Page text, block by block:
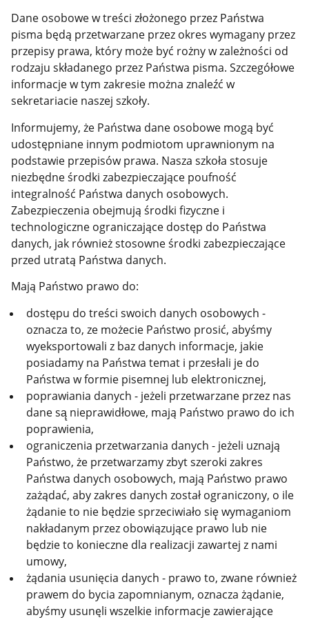
Dane osobowe w treści złożonego przez Państwa
pisma będą przetwarzane przez okres wymagany przez
przepisy prawa, który może być rożny w zależności od
rodzaju składanego przez Państwa pisma. Szczegółowe
informacje w tym zakresie można znaleźć w
sekretariacie naszej szkoły.
Informujemy, że Państwa dane osobowe mogą być
udostępniane innym podmiotom uprawnionym na
podstawie przepisów prawa. Nasza szkoła stosuje
niezbędne środki zabezpieczające poufność
integralność Państwa danych osobowych.
Zabezpieczenia obejmują środki fizyczne i
technologiczne ograniczające dostęp do Państwa
danych, jak również stosowne środki zabezpieczające
przed utratą Państwa danych.
Mają Państwo prawo do:
dostępu do treści swoich danych osobowych -
oznacza to, ze możecie Państwo prosić, abyśmy
wyeksportowali z baz danych informacje, jakie
posiadamy na Państwa temat i przesłali je do
Państwa w formie pisemnej lub elektronicznej,
poprawiania danych - jeżeli przetwarzane przez nas
dane są̨ nieprawidłowe, mają Państwo prawo do ich
poprawienia,
ograniczenia przetwarzania danych - jeżeli uznają
Państwo, że przetwarzamy zbyt szeroki zakres
Państwa danych osobowych, mają Państwo prawo
zażądać, aby zakres danych został ograniczony, o ile
żądanie to nie będzie sprzeciwiało się̨ wymaganiom
nakładanym przez obowiązujące prawo lub nie
będzie to konieczne dla realizacji zawartej z nami
umowy,
żądania usunięcia danych - prawo to, zwane również
prawem do bycia zapomnianym, oznacza żądanie,
abyśmy usunęli wszelkie informacje zawierające